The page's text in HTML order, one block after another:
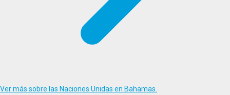
Ver más sobre las Naciones Unidas en Bahamas.